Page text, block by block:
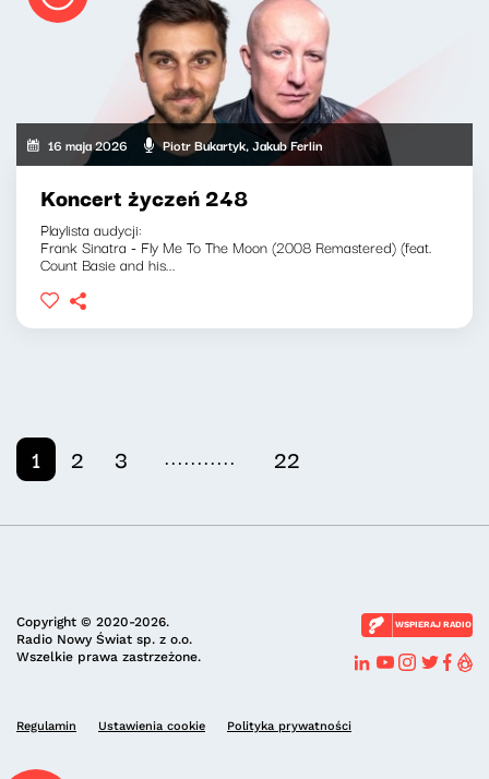
16 maja 2026 Piotr Bukartyk, Jakub Ferlin
Koncert życzeń 248
Playlista audycji:
Frank Sinatra - Fly Me To The Moon (2008 Remastered) (feat.
Count Basie and his...
1 2 3 ........... 22
Copyright © 2020-2026.
Radio Nowy Świat sp. z o.o.
Wszelkie prawa zastrzeżone.
WSPIERAJ RADIO
Regulamin Ustawienia cookie Polityka prywatności